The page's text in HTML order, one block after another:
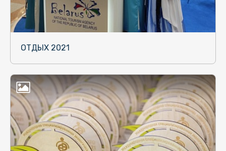
ОТДЫХ 2021